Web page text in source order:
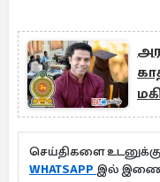
செய்திகளை
WHATSAPP இல்